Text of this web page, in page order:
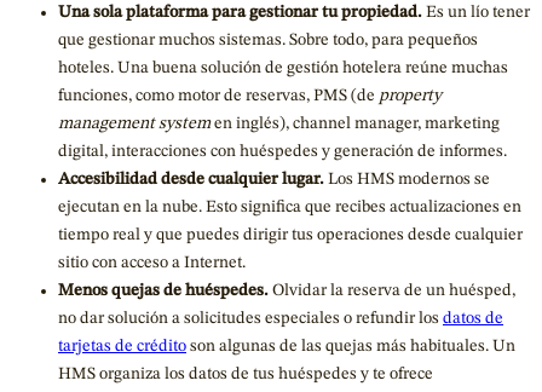
Una sola plataforma para gestionar tu propiedad. Es un lío tener
que gestionar muchos sistemas. Sobre todo, para pequeños
hoteles. Una buena solución de gestión hotelera reúne muchas
funciones, como motor de reservas, PMS (de property
management systemen inglés), channel manager, marketing
digital, interacciones con huéspedes y generación de informes.
Accesibilidad desde cualquier lugar. Los HMS modernos se
ejecutan en la nube. Esto significa que recibes actualizaciones en
tiempo real y que puedes dirigir tus operaciones desde cualquier
sitio con acceso a Internet.
Menos quejas de huéspedes. Olvidar la reserva de un huésped,
no dar solución a solicitudes especiales o refundir los datos de
tarjetas de crédito son algunas de las quejas más habituales. Un
HMS organiza los datos de tus huéspedes y te ofrece